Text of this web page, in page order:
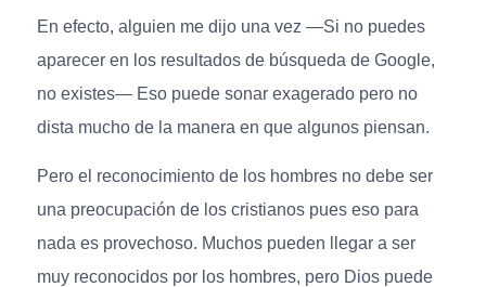
En efecto, alguien me dijo una vez —Si no puedes
aparecer en los resultados de búsqueda de Google,
no existes— Eso puede sonar exagerado pero no
dista mucho de la manera en que algunos piensan.
Pero el reconocimiento de los hombres no debe ser
una preocupación de los cristianos pues eso para
nada es provechoso. Muchos pueden llegar a ser
muy reconocidos por los hombres, pero Dios puede